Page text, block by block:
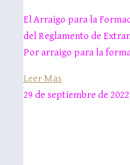
El Arraigo para la
del Reglamento de
Por arraigo para la
Leer Mas
29 de septiembre de 2022